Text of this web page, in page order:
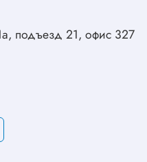
подъезд 21, офис 327